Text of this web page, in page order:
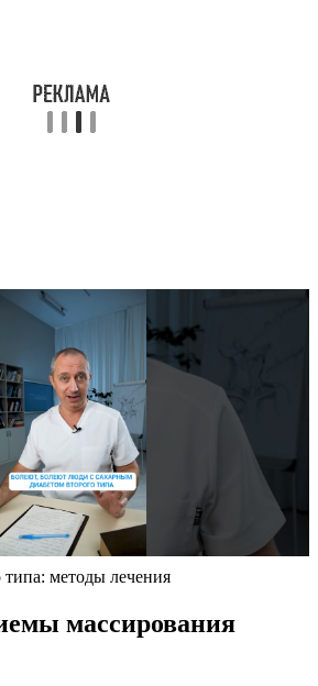
методы лечения
массирования